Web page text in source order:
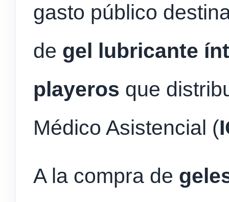
gasto público
de gel lubricante
playeros que
Médico Asistencial (
A la compra de